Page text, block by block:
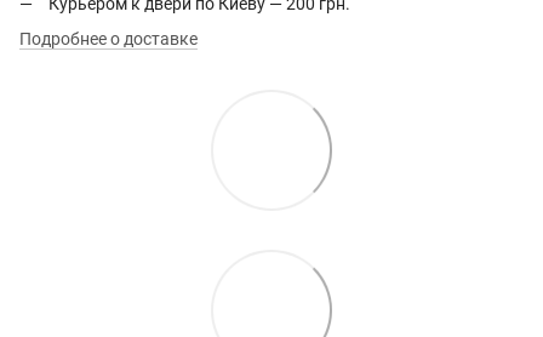
Курьером к двери по Киеву — 200 грн.
Подробнее о доставке